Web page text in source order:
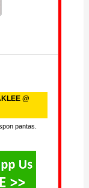
@
pantas.